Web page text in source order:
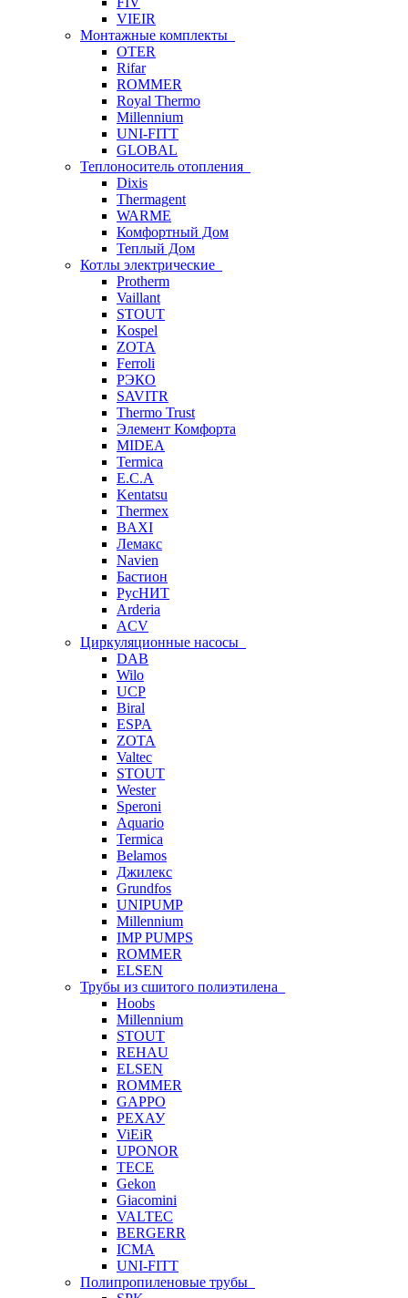
VIEIR
Монтажные комплекты
OTER
Rifar
ROMMER
Royal Thermo
Millennium
UNI-FITT
GLOBAL
Теплоноситель отопления
Dixis
Thermagent
WARME
Комфортный Дом
Теплый Дом
Котлы электрические
Protherm
Vaillant
STOUT
Kospel
ZOTA
Ferroli
РЭКО
SAVITR
Thermo Trust
Элемент Комфорта
MIDEA
Termica
E.C.A
Kentatsu
Thermex
BAXI
Лемакс
Navien
Бастион
РусНИТ
Arderia
ACV
Циркуляционные насосы
DAB
Wilo
UCP
Biral
ESPA
ZOTA
Valtec
STOUT
Wester
Speroni
Aquario
Termica
Belamos
Джилекс
Grundfos
UNIPUMP
Millennium
IMP PUMPS
ROMMER
ELSEN
Трубы из сшитого полиэтилена
Hoobs
Millennium
STOUT
REHAU
ELSEN
ROMMER
GAPPO
РЕХАУ
ViEiR
UPONOR
TECE
Gekon
Giacomini
VALTEC
BERGERR
ICMA
UNI-FITT
Полипропиленовые трубы